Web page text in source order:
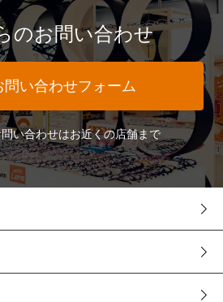
のお問い合わせ
問い合わせフォーム
い合わせはお近くの店舗まで